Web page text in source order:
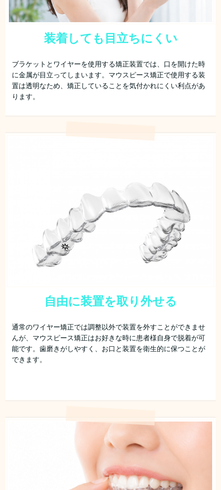
装着しても目立ちにくい
ブラケットとワイヤーを使用する矯正装置では、口を開けた時
に金属が目立ってしまいます。マウスピース矯正で使用する装
置は透明なため、矯正していることを気付かれにくい利点があ
ります。
自由に装置を取り外せる
通常のワイヤー矯正では調整以外で装置を外すことができませ
んが、マウスピース矯正はお好きな時に患者様自身で脱着が可
能です。歯磨きがしやすく、お口と装置を衛生的に保つことが
できます。